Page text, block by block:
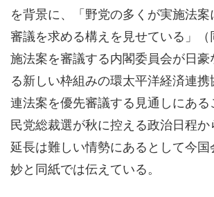
を背景に、「野党の多くが実施法
審議を求める構えを見せている」（
施法案を審議する内閣委員会が日豪
る新しい枠組みの環太平洋経済連携
連法案を優先審議する見通しにある
民党総裁選が秋に控える政治日程
延長は難しい情勢にあるとして今国
妙と同紙では伝えている。